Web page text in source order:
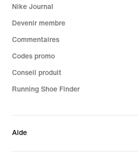
Nike Journal
Devenir membre
Commentaires
Codes promo
Conseil produit
Running Shoe Finder
Aide